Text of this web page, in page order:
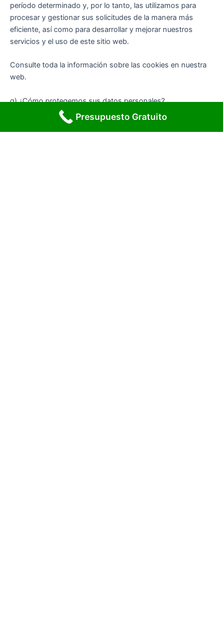
período determinado y, por lo tanto, las utilizamos para
procesar y gestionar sus solicitudes de la manera más
eficiente, así como para desarrollar y mejorar nuestros
servicios y el uso de este sitio web.
Consulte toda la información sobre las cookies en nuestra
web.
g) ¿Cómo protegemos sus datos personales?
Contamos con una variedad de medidas de seguridad de la
información para proteger sus datos personales, tales
Presupuesto Gratuito